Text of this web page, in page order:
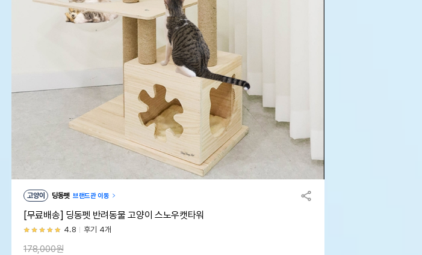
고양이 딩동펫 브랜드관 이동
[무료배송] 딩동펫 반려동물 고양이 스노우캣타워
4.8 후기 4개
178,000원